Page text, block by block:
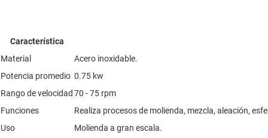
Característica
Material
Acero inoxidable.
Potencia promedio 0.75 kw
Rango de velocidad 70 - 75 rpm
Funciones
Realiza procesos de molienda, mezcla, aleación,
Uso
Molienda a gran escala.